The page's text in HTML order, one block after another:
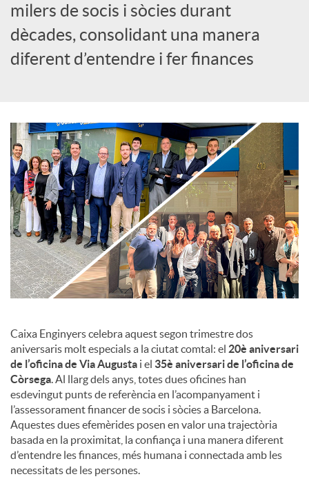
o
r
e
c
o
n
t
i
n
g
milers de socis i sòcies durant
dècades, consolidant una manera
diferent d’entendre i fer finances
Caixa Enginyers celebra aquest segon trimestre dos
aniversaris molt especials a la ciutat comtal: el 20è aniversari
de l’oficina de Via Augusta i el 35è aniversari de l’oficina de
Còrsega. Al llarg dels anys, totes dues oficines han
esdevingut punts de referència en l’acompanyament i
l’assessorament financer de socis i sòcies a Barcelona.
Aquestes dues efemèrides posen en valor una trajectòria
basada en la proximitat, la confiança i una manera diferent
d’entendre les finances, més humana i connectada amb les
necessitats de les persones.